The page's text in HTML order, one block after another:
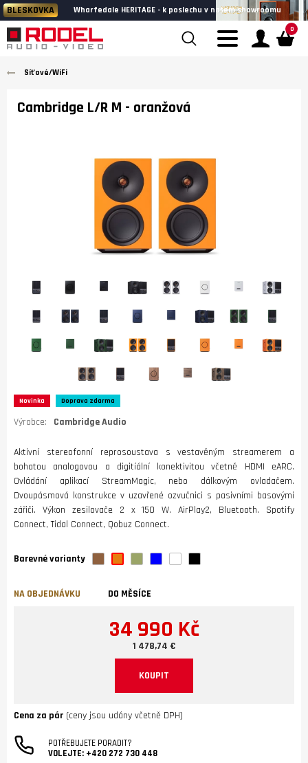
BLESKOVKA Wharfedale HERITAGE - k poslechu v našem showroomu
0
Síťové/WiFi
Cambridge L/R M - oranžová
Novinka Doprava zdarma
Výrobce: Cambridge Audio
Aktivní stereofonní reprosoustava s vestavěným streamerem a
bohatou analogovou a digitíální konektivitou včetně HDMI eARC.
Ovládání aplikací StreamMagic, nebo dálkovým ovladačem.
Dvoupásmová konstrukce v uzavřené ozvučnici s pasivními basovými
zářiči. Výkon zesilovače 2 x 150 W. AirPlay2, Bluetooth. Spotify
Connect, Tidal Connect, Qobuz Connect.
Barevné varianty
NA OBJEDNÁVKU DO MĚSÍCE
34 990 Kč
1 478,74 €
KOUPIT
Cena za pár (ceny jsou udány včetně DPH)
POTŘEBUJETE PORADIT?
VOLEJTE: +420 272 730 448